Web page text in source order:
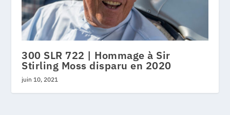
300 SLR 722 | Hommage à Sir
Stirling Moss disparu en 2020
juin 10, 2021